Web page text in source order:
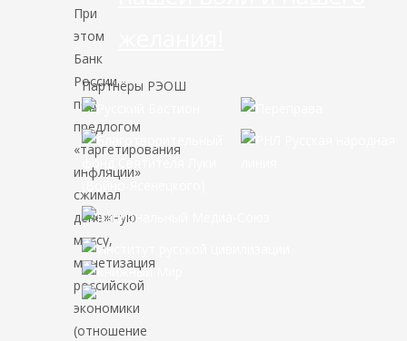
При
этом
Банк
России
под
предлогом
«таргетирования
инфляции»
сжимал
денежную
массу,
монетизация
российской
экономики
(отношение
Партнёры РЭОШ